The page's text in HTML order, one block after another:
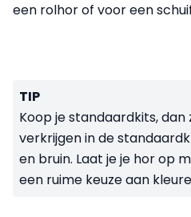
een rolhor of voor een
TIP
Koop je standaardkits,
verkrijgen in de
en bruin. Laat je je hor op
een ruime keuze aan